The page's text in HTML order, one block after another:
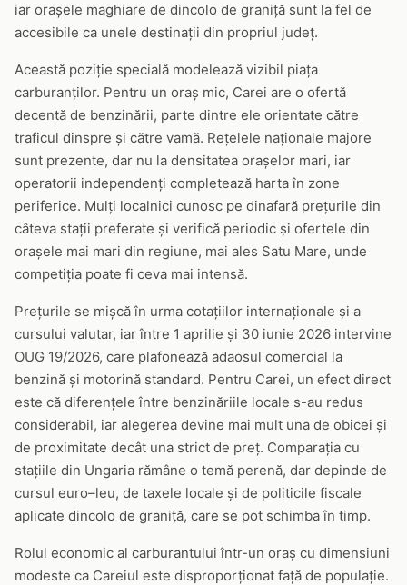
iar orașele maghiare de dincolo de graniță sunt la fel de
accesibile ca unele destinații din propriul județ.
Această poziție specială modelează vizibil piața
carburanților. Pentru un oraș mic, Carei are o ofertă
decentă de benzinării, parte dintre ele orientate către
traficul dinspre și către vamă. Rețelele naționale majore
sunt prezente, dar nu la densitatea orașelor mari, iar
operatorii independenți completează harta în zone
periferice. Mulți localnici cunosc pe dinafară prețurile din
câteva stații preferate și verifică periodic și ofertele din
orașele mai mari din regiune, mai ales Satu Mare, unde
competiția poate fi ceva mai intensă.
Prețurile se mișcă în urma cotațiilor internaționale și a
cursului valutar, iar între 1 aprilie și 30 iunie 2026 intervine
OUG 19/2026, care plafonează adaosul comercial la
benzină și motorină standard. Pentru Carei, un efect direct
este că diferențele între benzinăriile locale s-au redus
considerabil, iar alegerea devine mai mult una de obicei și
de proximitate decât una strict de preț. Comparația cu
stațiile din Ungaria rămâne o temă perenă, dar depinde de
cursul euro–leu, de taxele locale și de politicile fiscale
aplicate dincolo de graniță, care se pot schimba în timp.
Rolul economic al carburantului într-un oraș cu dimensiuni
modeste ca Careiul este disproporționat față de populație.